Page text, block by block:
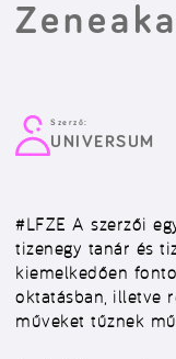
Szerző:
UNIVERSUM
#LFZE A szerzői
tizenegy tanár és
kiemelkedően
oktatásban, illetve
műveket tűznek